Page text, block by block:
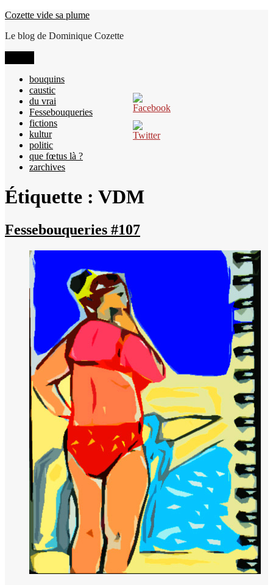
Aller
contenu
Cozette vide sa plume
Le blog de Dominique Cozette
bouquins
caustic
du vrai
Fessebouqueries
fictions
kultur
politic
que fœtus là ?
zarchives
Étiquette : VDM
Fessebouqueries #107